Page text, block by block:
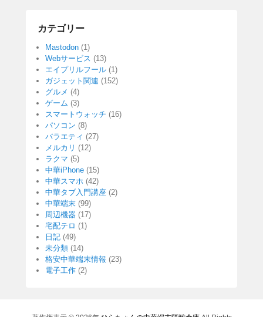
カテゴリー
Mastodon (1)
Webサービス (13)
エイプリルフール (1)
ガジェット関連 (152)
グルメ (4)
ゲーム (3)
スマートウォッチ (16)
パソコン (8)
バラエティ (27)
メルカリ (12)
ラクマ (5)
中華iPhone (15)
中華スマホ (42)
中華タブ入門講座 (2)
中華端末 (99)
周辺機器 (17)
宅配テロ (1)
日記 (49)
未分類 (14)
格安中華端末情報 (23)
電子工作 (2)